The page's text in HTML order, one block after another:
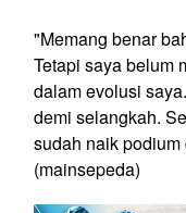
"Memang benar
Tetapi saya belum
dalam evolusi
demi selangkah.
sudah naik podium
(mainsepeda)